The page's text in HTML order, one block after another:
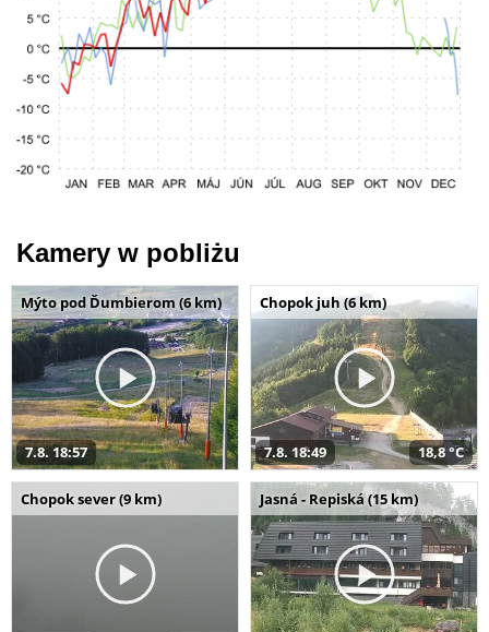
Kamery w pobliżu
Mýto pod Ďumbierom (6 km)
7.8. 18:57
Chopok juh (6 km)
7.8. 18:49 18,8 °C
Chopok sever (9 km) Jasná - Repiská (15 km)